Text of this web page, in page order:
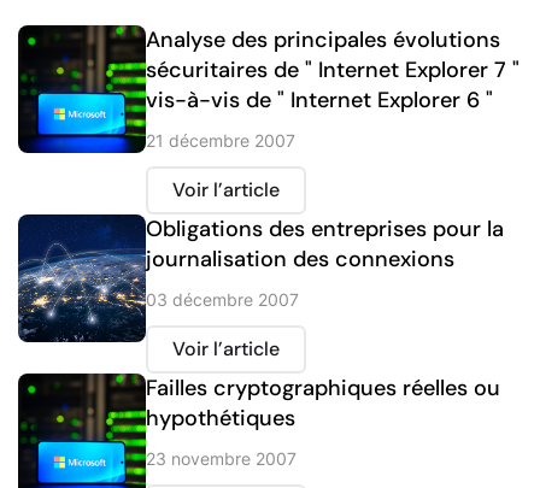
Analyse des principales évolutions
sécuritaires de " Internet Explorer 7 "
vis-à-vis de " Internet Explorer 6 "
21 décembre 2007
Voir l’article
Obligations des entreprises pour la
journalisation des connexions
03 décembre 2007
Voir l’article
Failles cryptographiques réelles ou
hypothétiques
23 novembre 2007